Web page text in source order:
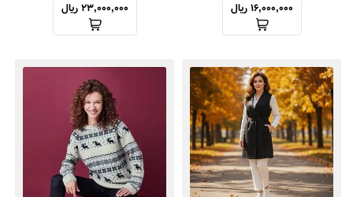
16,000,000 ریال 23,000,000 ریال